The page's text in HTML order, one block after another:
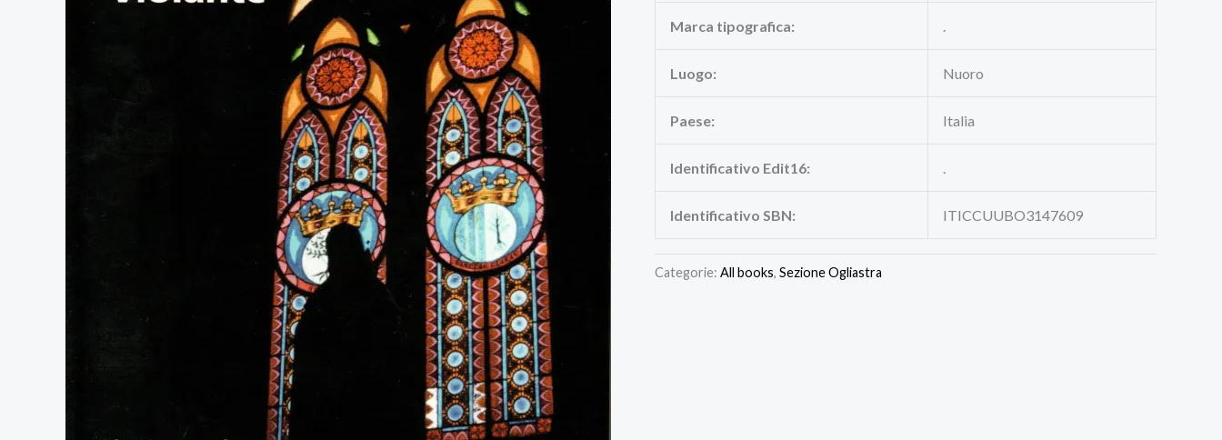
Marca tipografica:
Luogo: Nuoro
Paese: Italia
Identificativo Edit16:
Identificativo SBN: ITICCUUBO3147609
Categorie: All books, Sezione Ogliastra